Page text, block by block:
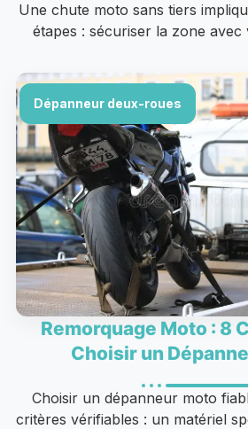
Une chute moto sans tiers
étapes : sécuriser la zone avec
Dépanneur deux-roues
Remorquage Moto : 8
Choisir un
Choisir un dépanneur moto
critères vérifiables : un matériel